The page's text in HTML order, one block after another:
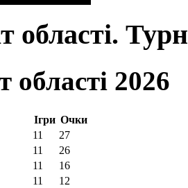
області.
області 2026
Ігри Очки
11
27
11
26
11
16
11
12